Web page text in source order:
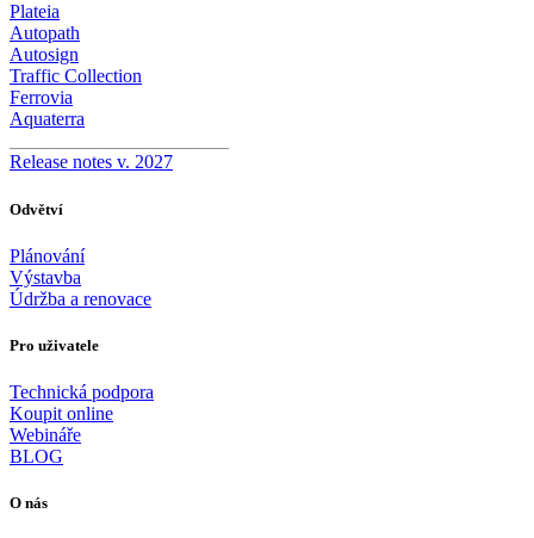
Plateia
Autopath
Autosign
Traffic Collection
Ferrovia
Aquaterra
Release notes v. 2027
Odvětví
Plánování
Výstavba
Údržba a renovace
Pro uživatele
Technická podpora
Koupit online
Webináře
BLOG
O nás